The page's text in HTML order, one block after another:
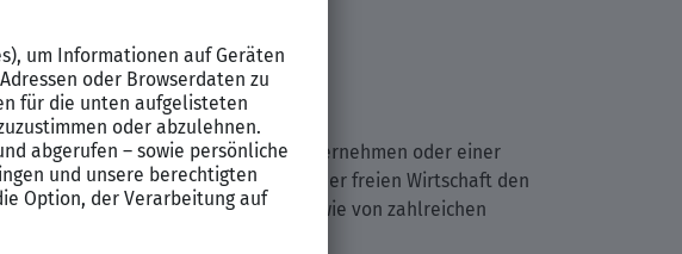
Behörde, einem Wirtschaftsunternehmen oder einer
im Sattel sitzen, unterliegst Du in der freien Wirtschaft den
ist von der persönlichen Eignung wie von zahlreichen